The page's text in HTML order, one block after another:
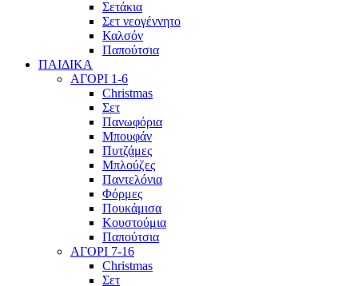
Σετάκια
Σετ νεογέννητο
Καλσόν
Παπούτσια
ΠΑΙΔΙΚΑ
ΑΓΟΡΙ 1-6
Christmas
Σετ
Πανωφόρια
Μπουφάν
Πυτζάμες
Μπλούζες
Παντελόνια
Φόρμες
Πουκάμισα
Κουστούμια
Παπούτσια
ΑΓΟΡΙ 7-16
Christmas
Σετ